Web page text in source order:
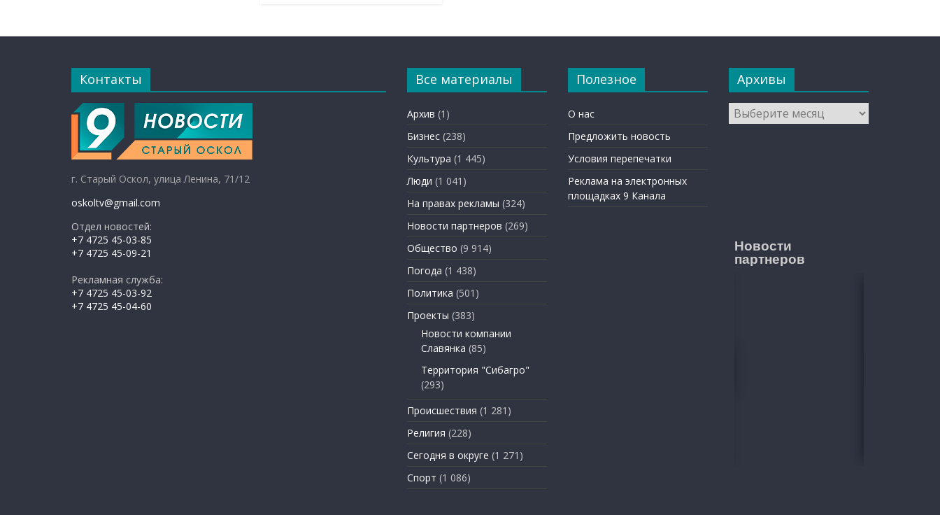
Контакты
г. Старый Оскол, улица Ленина, 71/12
oskoltv@gmail.com
Отдел новостей:
+7 4725 45-03-85
+7 4725 45-09-21
Рекламная служба:
+7 4725 45-03-92
+7 4725 45-04-60
Все материалы
Архив (1)
Бизнес (238)
Культура (1 445)
Люди (1 041)
На правах рекламы (324)
Новости партнеров (269)
Общество (9 914)
Погода (1 438)
Политика (501)
Проекты (383)
Новости компании
Славянка (85)
Территория "Сибагро"
(293)
Происшествия (1 281)
Религия (228)
Сегодня в округе (1 271)
Спорт (1 086)
Полезное
О нас
Предложить новость
Условия перепечатки
Реклама на электронных
площадках 9 Канала
Архивы
Архивы
Новости
партнеров